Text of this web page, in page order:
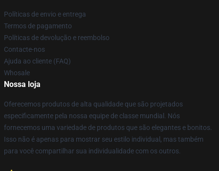
Políticas de envio e entrega
Termos de pagamento
Políticas de devolução e reembolso
Contacte-nos
Ajuda ao cliente (FAQ)
Whosale
Nossa loja
Oferecemos produtos de alta qualidade que são projetados
especificamente pela nossa equipe de classe mundial. Nós
fornecemos uma variedade de produtos que são elegantes e bonitos.
Isso não é apenas para mostrar seu estilo individual, mas também
para você compartilhar sua individualidade com os outros.